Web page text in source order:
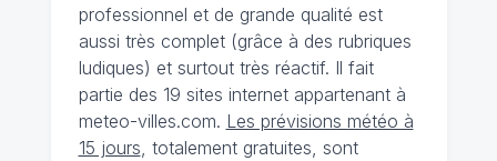
professionnel et de grande qualité est
aussi très complet (grâce à des rubriques
ludiques) et surtout très réactif. Il fait
partie des 19 sites internet appartenant à
meteo-villes.com. Les prévisions météo à
15 jours , totalement gratuites, sont